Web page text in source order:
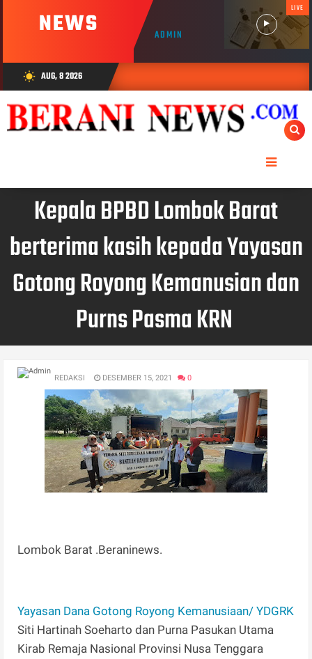
NEWS ADMIN
LIVE
wb_sunny AUG, 8 2026
Kepala BPBD Lombok Barat
berterima kasih kepada Yayasan
Gotong Royong Kemanusian dan
Purns Pasma KRN
REDAKSI DESEMBER 15, 2021 0
Lombok Barat .Beraninews.
Yayasan Dana Gotong Royong Kemanusiaan/ YDGRK
Siti Hartinah Soeharto dan Purna Pasukan Utama
Kirab Remaja Nasional Provinsi Nusa Tenggara